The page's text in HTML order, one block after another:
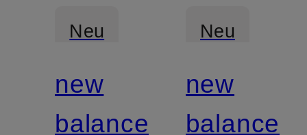
Neu
new
balance
Neu
new
balance